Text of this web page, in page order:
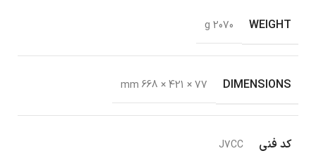
WEIGHT
2070 g
DIMENSIONS
77 × 421 × 668 mm
کد فنی J7CC